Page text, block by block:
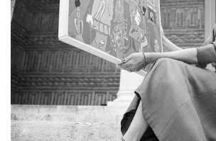
艺
坛
快
讯
书
法